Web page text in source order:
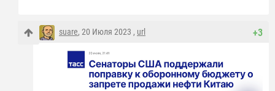
+3
suare, 20 Июля 2023 , url